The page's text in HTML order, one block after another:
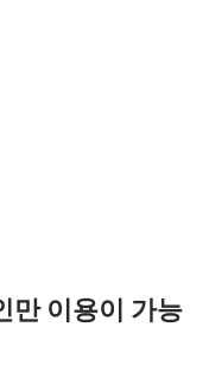
만 이용이 가능